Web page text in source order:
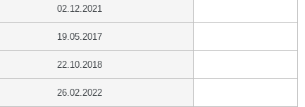
02.12.2021
19.05.2017
22.10.2018
26.02.2022